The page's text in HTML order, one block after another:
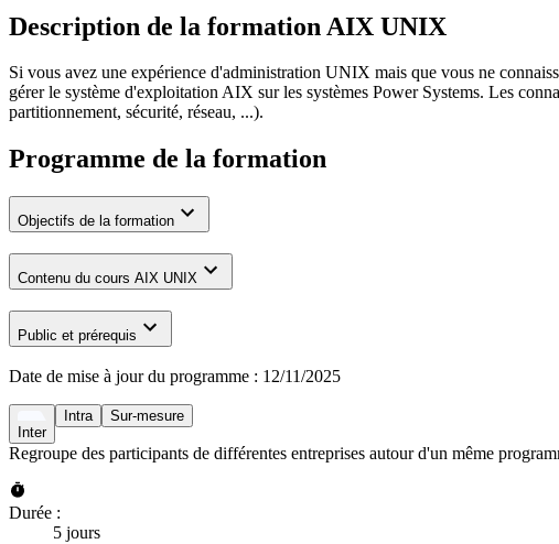
Description de la formation AIX UNIX
Si vous avez une expérience d'administration UNIX mais que vous ne
gérer le système d'exploitation AIX sur les systèmes Power Systems. Les
partitionnement, sécurité, réseau, ...).
Programme de la formation
Objectifs de la formation
Contenu du cours AIX UNIX
Public et prérequis
Date de mise à jour du programme : 12/11/2025
Inter
Intra Sur-mesure
Regroupe des participants de différentes entreprises autour d'un même
Durée :
5 jours